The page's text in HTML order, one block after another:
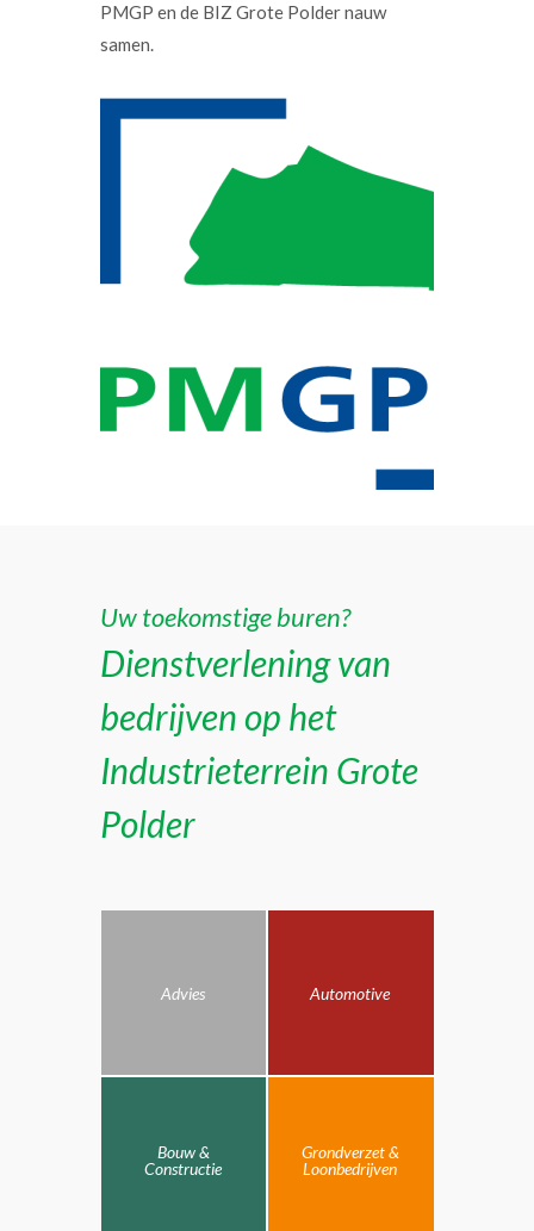
PMGP en de BIZ Grote Polder nauw
samen.
Uw toekomstige buren?
Dienstverlening van
bedrijven op het
Industrieterrein Grote
Polder
Advies Automotive
Bouw &
Constructie
Grondverzet &
Loonbedrijven